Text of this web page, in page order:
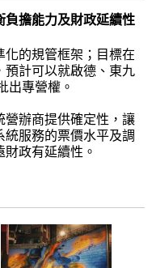
擔能力及財政延續性
的規管框架；目標在
預計可以就啟德、東九
出專營權。
營辦商提供確定性，讓
服務的票價水平及調
政有延續性。